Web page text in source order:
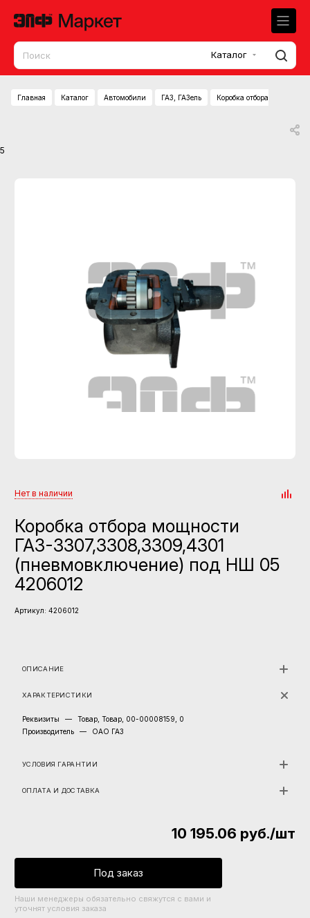
Каталог
Главная Каталог Автомобили ГАЗ, ГАЗель Коробка отбора
5
Нет в наличии
Коробка отбора мощности
ГАЗ-3307,3308,3309,4301
(пневмовключение) под НШ 05
4206012
Артикул: 4206012
ОПИСАНИЕ
ХАРАКТЕРИСТИКИ
Реквизиты —
Товар, Товар, 00-00008159, 0
Производитель
— ОАО ГАЗ
УСЛОВИЯ ГАРАНТИИ
ОПЛАТА И ДОСТАВКА
10 195.06 руб./шт
Под заказ
Наши менеджеры обязательно свяжутся с вами и
уточнят условия заказа